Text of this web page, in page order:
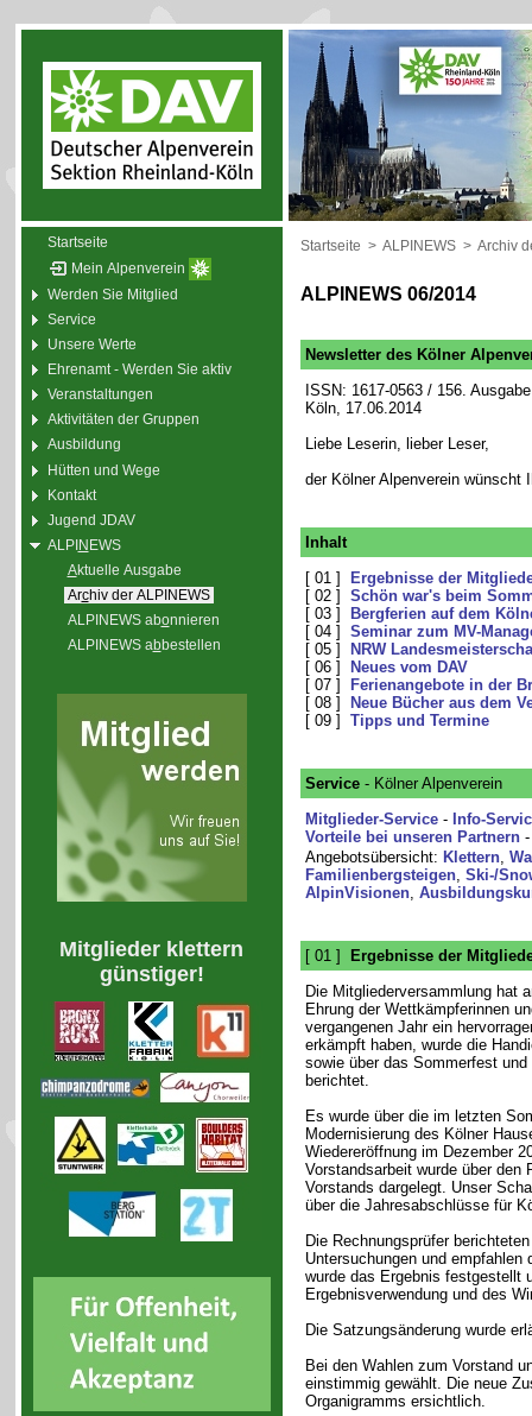
Startseite
Mein Alpenverein
Werden Sie Mitglied
Service
Unsere Werte
Ehrenamt - Werden Sie aktiv
Veranstaltungen
Aktivitäten der Gruppen
Ausbildung
Hütten und Wege
Kontakt
Jugend JDAV
ALPINEWS
Aktuelle Ausgabe
Archiv der ALPINEWS
ALPINEWS abonnieren
ALPINEWS abbestellen
Mitglieder klettern
günstiger!
Startseite > ALPINEWS > Archiv
ALPINEWS 06/2014
Newsletter des Kölner
ISSN: 1617-0563 / 156.
Köln, 17.06.2014
Liebe Leserin, lieber Leser,
der Kölner Alpenverein wünscht
Inhalt
[ 01 ]
Ergebnisse der
[ 02 ] Schön war's beim
[ 03 ]
Bergferien auf dem
[ 04 ] Seminar zum MV-
[ 05 ]
NRW
[ 06 ]
Neues vom DAV
[ 07 ]
Ferienangebote in der
[ 08 ]
Neue Bücher aus dem
[ 09 ] Tipps und Termine
Service- Kölner Alpenverein
Mitglieder-Service- Info-
Vorteile bei unseren Partnern
Angebotsübersicht: Klettern,
Familienbergsteigen, Ski-/
AlpinVisionen,
[ 01 ]
Ergebnisse der
Die Mitgliederversammlung hat
Ehrung der Wettkämpferinnen
vergangenen Jahr ein
erkämpft haben, wurde die
sowie über das Sommerfest
berichtet.
Es wurde über die im letzten
Modernisierung des Kölner
Wiedereröffnung im Dezember
Vorstandsarbeit wurde über den
Vorstands dargelegt. Unser
über die Jahresabschlüsse für
Die Rechnungsprüfer
Untersuchungen und
wurde das Ergebnis festgestellt
Ergebnisverwendung und des
Die Satzungsänderung wurde
Bei den Wahlen zum Vorstand
einstimmig gewählt. Die neue
Organigramms ersichtlich.